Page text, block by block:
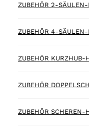
ZUBEHÖR 2-SÄULEN-
ZUBEHÖR 4-SÄULEN-
ZUBEHÖR KURZHUB-
ZUBEHÖR
ZUBEHÖR SCHEREN-